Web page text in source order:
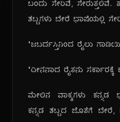
ಬಂದು ಸೇರಿವೆ,
ಶಬ್ದಗಳು ಬೇರೆ ಭಾಷೆಯಲ್ಲಿ
"ಜಬರ್ದಸ್ತಿನಿಂದ ರೈಲು
"ದೀನನಾದ ರೈತನು ಸರ್ಕಾರಕ್ಕೆ
ಮೇಲಿನ ವಾಕ್ಯಗಳು ಕನ್ನಡ
ಕನ್ನಡ ಶಬ್ದದ ಜೊತೆಗೆ